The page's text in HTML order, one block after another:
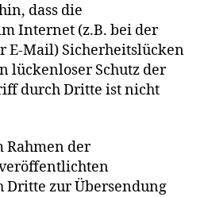
dass die
Internet (z.B. bei der
E-Mail) Sicherheitslücken
lückenloser Schutz der
durch Dritte ist nicht
Rahmen der
Dritte zur Übersendung